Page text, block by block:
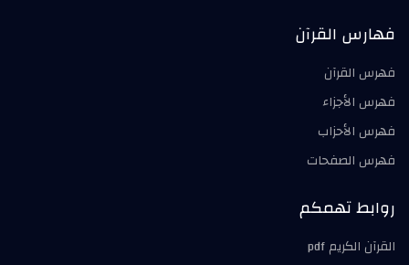
فهارس القرآن
فهرس القرآن
فهرس الأجزاء
فهرس الأحزاب
فهرس الصفحات
روابط تهمكم
القرآن الكريم pdf